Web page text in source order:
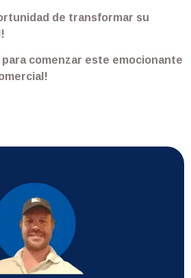
de transformar su
comenzar este emocionante